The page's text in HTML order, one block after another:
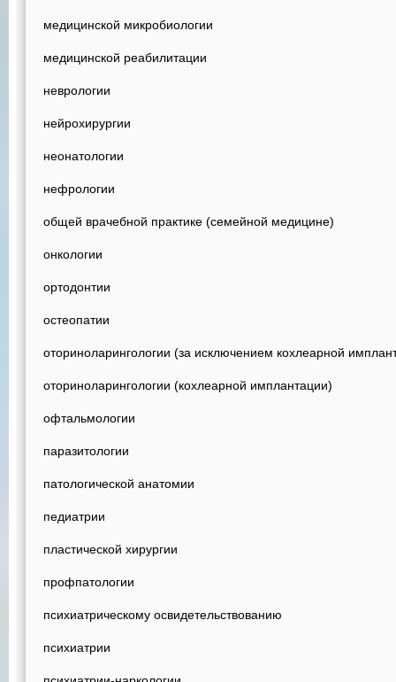
медицинской микробиологии
медицинской реабилитации
неврологии
нейрохирургии
неонатологии
нефрологии
общей врачебной практике (семейной медицине)
онкологии
ортодонтии
остеопатии
оториноларингологии (за исключением кохлеарной
оториноларингологии (кохлеарной имплантации)
офтальмологии
паразитологии
патологической анатомии
педиатрии
пластической хирургии
профпатологии
психиатрическому освидетельствованию
психиатрии